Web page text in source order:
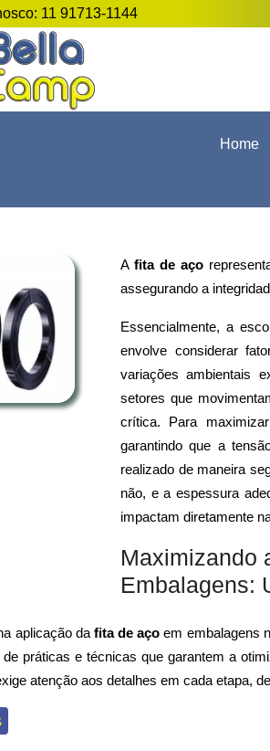
11 91713-1144
Home
A fita de aço
assegurando a
Essencialmente, a
envolve considerar
variações ambientais
setores que
crítica. Para
garantindo que a
realizado de maneira
não, e a espessura
impactam diretamente
Maximizando
Embalagens:
aplicação da fita de aço em embalagens
de práticas e técnicas que garantem a
atenção aos detalhes em cada etapa,